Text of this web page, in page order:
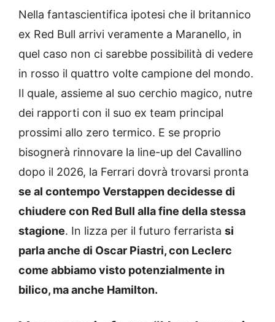
Nella fantascientifica ipotesi che il britannico
ex Red Bull arrivi veramente a Maranello, in
quel caso non ci sarebbe possibilità di vedere
in rosso il quattro volte campione del mondo.
Il quale, assieme al suo cerchio magico, nutre
dei rapporti con il suo ex team principal
prossimi allo zero termico. E se proprio
bisognerà rinnovare la line-up del Cavallino
dopo il 2026, la Ferrari dovrà trovarsi pronta
se al contempo Verstappen decidesse di
chiudere con Red Bull alla fine della stessa
stagione. In lizza per il futuro ferrarista si
parla anche di Oscar Piastri, con Leclerc
come abbiamo visto potenzialmente in
bilico, ma anche Hamilton.